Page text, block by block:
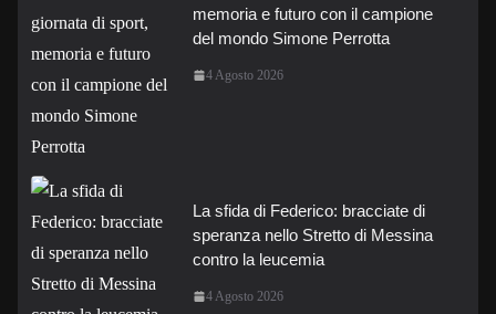
memoria e futuro con il campione
del mondo Simone Perrotta
4 Agosto 2026
La sfida di Federico: bracciate di
speranza nello Stretto di Messina
contro la leucemia
4 Agosto 2026